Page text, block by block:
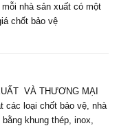
nhà sản xuất có một
chốt bảo vệ
VÀ THƯƠNG MẠI
các loại chốt bảo vệ, nhà
khung thép, inox,